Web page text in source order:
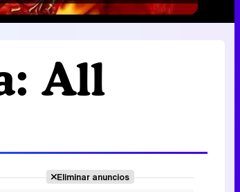
All
Eliminar anuncios